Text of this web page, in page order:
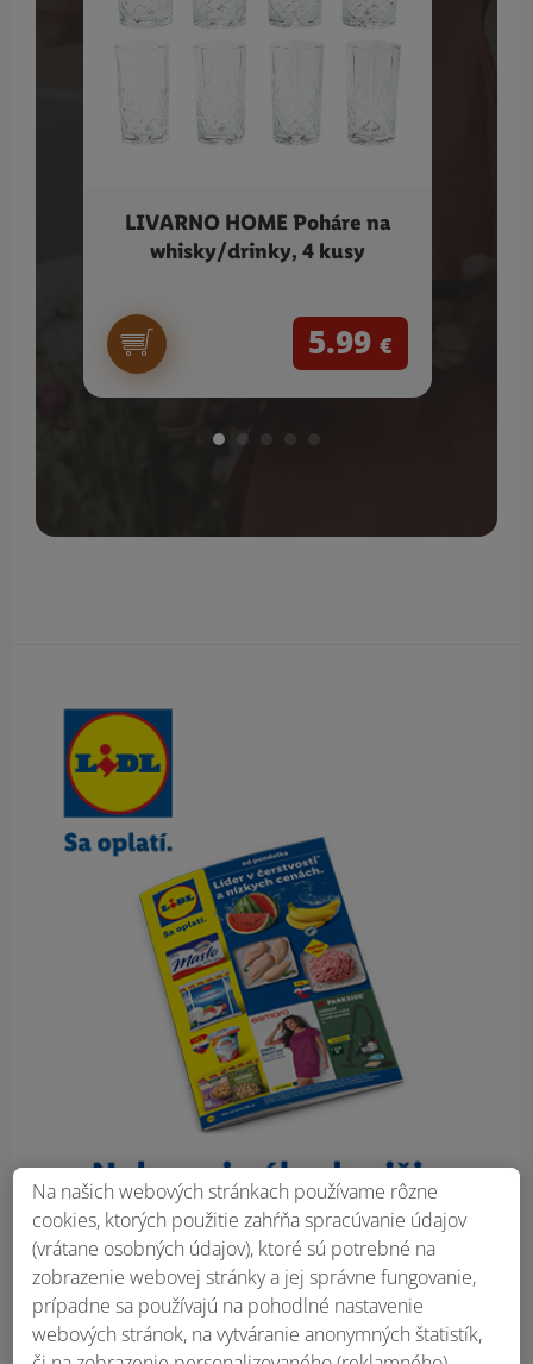
LIVARNO HOME Poháre na
whisky/drinky, 4 kusy
5.99 €
Na našich webových stránkach používame rôzne
cookies, ktorých použitie zahŕňa spracúvanie údajov
(vrátane osobných údajov), ktoré sú potrebné na
zobrazenie webovej stránky a jej správne fungovanie,
prípadne sa používajú na pohodlné nastavenie
webových stránok, na vytváranie anonymných štatistík,